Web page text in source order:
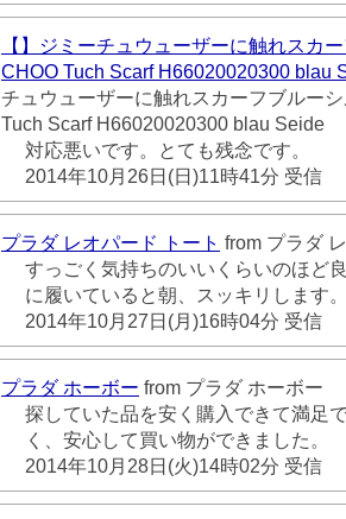
【】ジミーチュウューザーに触れスカ
CHOO Tuch Scarf H66020020300 blau
チュウューザーに触れスカーフブルー
Tuch Scarf H66020020300 blau Seide
対応悪いです。とても残念です。
2014年10月26日(日)11時41分 受信
プラダ レオパード トート from プラダ
すっごく気持ちのいいくらいのほど
に履いていると朝、スッキリします
2014年10月27日(月)16時04分 受信
プラダ ホーボー from プラダ ホーボー
探していた品を安く購入できて満足
く、安心して買い物ができました。
2014年10月28日(火)14時02分 受信